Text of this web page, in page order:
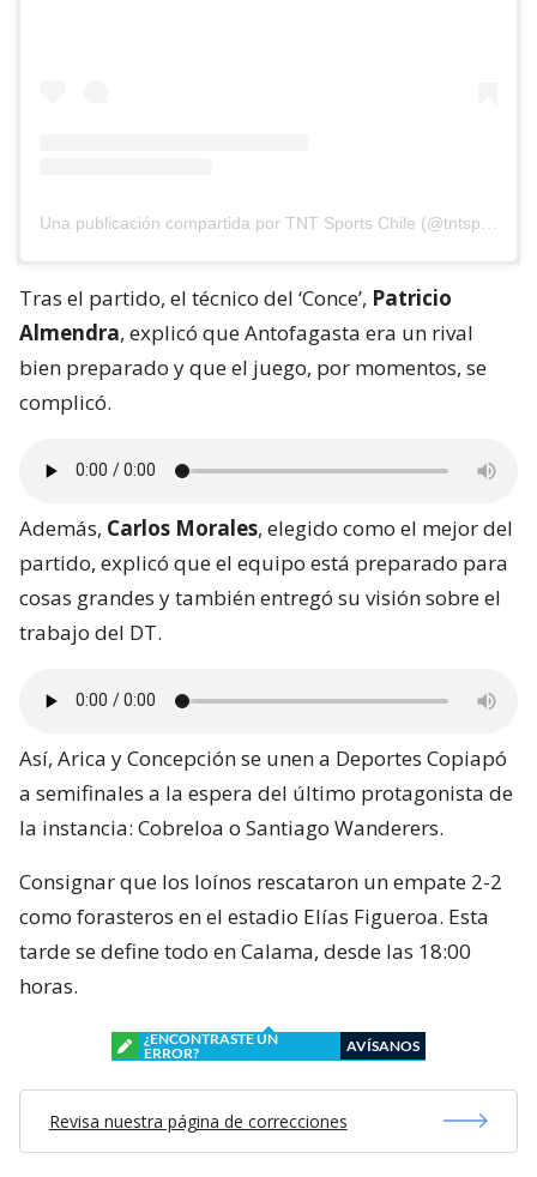
Tras el partido, el técnico del ‘Conce’, Patricio
Almendra, explicó que Antofagasta era un rival
bien preparado y que el juego, por momentos, se
complicó.
Además, Carlos Morales, elegido como el mejor del
partido, explicó que el equipo está preparado para
cosas grandes y también entregó su visión sobre el
trabajo del DT.
Así, Arica y Concepción se unen a Deportes Copiapó
a semifinales a la espera del último protagonista de
la instancia: Cobreloa o Santiago Wanderers.
Consignar que los loínos rescataron un empate 2-2
como forasteros en el estadio Elías Figueroa. Esta
tarde se define todo en Calama, desde las 18:00
horas.
¿ENCONTRASTE UN
ERROR?
AVÍSANOS
Revisa nuestra página de correcciones